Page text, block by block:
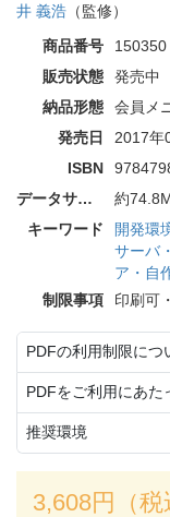
井 義浩 （監修）
商品番号
150350
販売状態
発売中
納品形態
会員メ
発売日
2017年
ISBN
データサイズ
約
キーワード
開発環
サーバ
ア・自
制限事項
印刷可
PDFの利用制限につ
PDFをご利用にあた
推奨環境
3,608円（税